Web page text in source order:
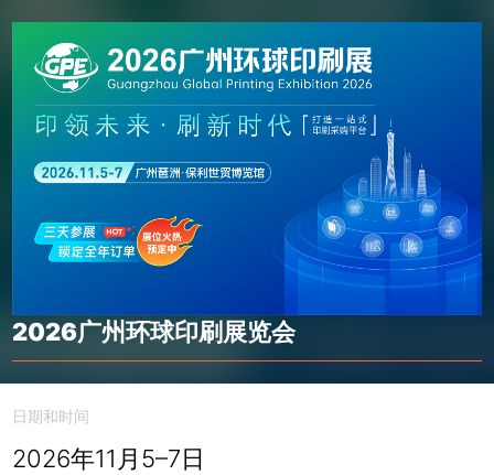
2026广州环球印刷展览会
日期和时间
2026年11月5–7日